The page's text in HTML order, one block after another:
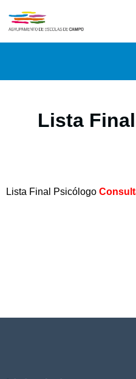
Lista
Lista Final Psicólogo